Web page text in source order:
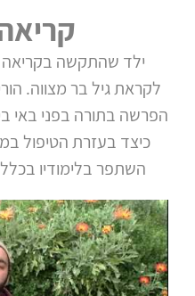
ילד שהתקשה בקריאה
לקראת גיל בר מצווה.
הפרשה בתורה בפני באי
כיצד בעזרת הטיפול
השתפר בלימודיו